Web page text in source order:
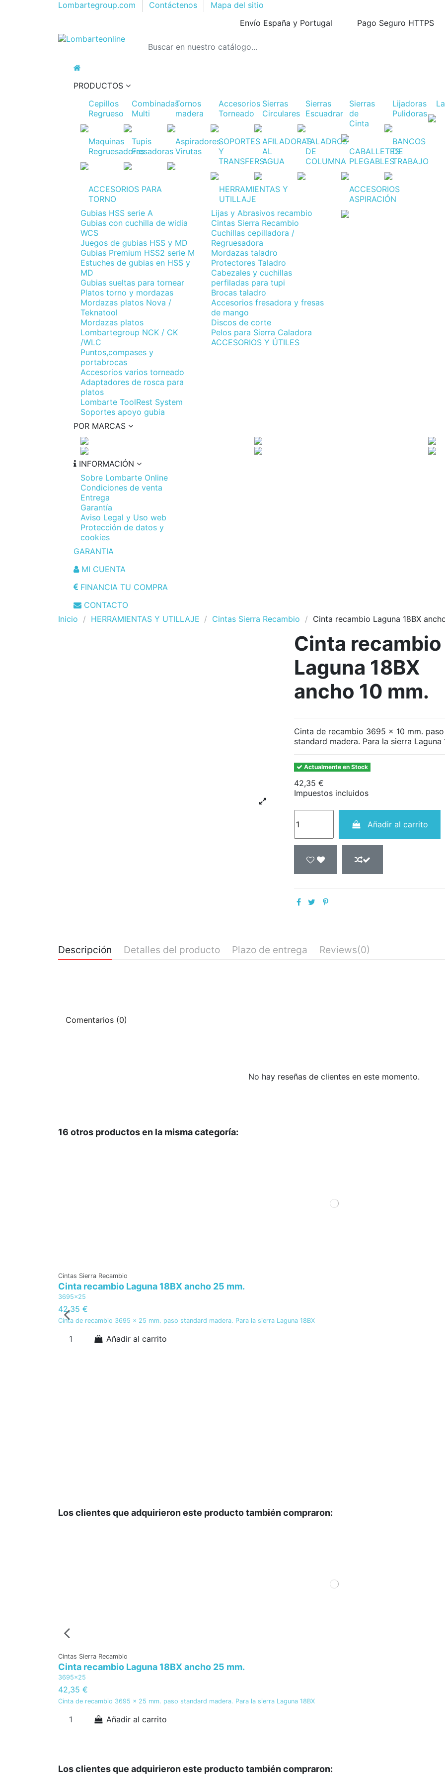
Lombartegroup.com Contáctenos
Mapa del sitio
Envío España y Portugal
Pago Seguro HTTPS
PRODUCTOS
Cepillos
Regrueso
Maquinas
Regruesadoras
Combinadas
Multi
Tupis
Fresadoras
Tornos
madera
Aspiradores
Virutas
Accesorios
Torneado
SOPORTES
Y
TRANSFERS
Sierras
Circulares
AFILADORAS
AL
AGUA
Sierras
Escuadrar
TALADROS
DE
COLUMNA
Sierras
de
Cinta
CABALLETES
PLEGABLES
Lijadoras
Pulidoras
BANCOS
DE
TRABAJO
ACCESORIOS PARA
TORNO
Gubias HSS serie A
Gubias con cuchilla de widia
WCS
Juegos de gubias HSS y MD
Gubias Premium HSS2 serie M
Estuches de gubias en HSS y
MD
Gubias sueltas para tornear
Platos torno y mordazas
Mordazas platos Nova /
Teknatool
Mordazas platos
Lombartegroup NCK / CK
/WLC
Puntos,compases y
portabrocas
Accesorios varios torneado
Adaptadores de rosca para
platos
Lombarte ToolRest System
Soportes apoyo gubia
HERRAMIENTAS Y
UTILLAJE
Lijas y Abrasivos recambio
Cintas Sierra Recambio
Cuchillas cepilladora /
Regruesadora
Mordazas taladro
Protectores Taladro
Cabezales y cuchillas
perfiladas para tupi
Brocas taladro
Accesorios fresadora y fresas
de mango
Discos de corte
Pelos para Sierra Caladora
ACCESORIOS Y ÚTILES
ACCESORIOS
ASPIRACIÓN
POR MARCAS
INFORMACIÓN
Sobre Lombarte Online
Condiciones de venta
Entrega
Garantía
Aviso Legal y Uso web
Protección de datos y
cookies
GARANTIA
MI CUENTA
FINANCIA TU COMPRA
CONTACTO
Inicio
HERRAMIENTAS Y UTILLAJE Cintas Sierra Recambio Cinta recambio Laguna 18BX
Cinta recambio
Laguna 18BX
ancho 10 mm.
Cinta de recambio 3695 x 10 mm. paso
standard madera. Para la sierra Laguna
Actualmente en Stock
42,35 €
Impuestos incluidos
Añadir al carrito
Descripción Detalles del producto Plazo de entrega Reviews(0)
Comentarios (0)
No hay reseñas de clientes en este momento.
16 otros productos en la misma categoría:
Cintas Sierra Recambio
Cinta recambio Laguna 18BX ancho 25 mm.
3695x25
42,35 €
Cinta de recambio 3695 x 25 mm. paso standard madera. Para la sierra Laguna 18BX
Añadir al carrito
Los clientes que adquirieron este producto también compraron:
Cintas Sierra Recambio
Cinta recambio Laguna 18BX ancho 25 mm.
3695x25
42,35 €
Cinta de recambio 3695 x 25 mm. paso standard madera. Para la sierra Laguna 18BX
Añadir al carrito
Los clientes que adquirieron este producto también compraron: